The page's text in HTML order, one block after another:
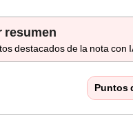
resumen
destacados de la nota con
Puntos